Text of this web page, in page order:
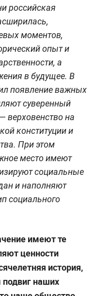
российская
моментов,
опыт и
а
в будущее. В
появление важных
суверенный
верховенство на
конституции и
При этом
место имеют
социальные
и наполняют
социального
имеют те
ценности
история,
подвиг наших